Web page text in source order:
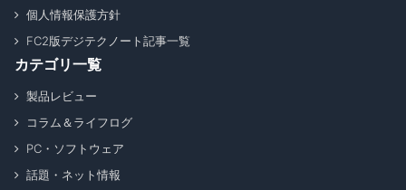
個人情報保護方針
FC2版デジテクノート記事一覧
カテゴリ一覧
製品レビュー
コラム＆ライフログ
PC・ソフトウェア
話題・ネット情報